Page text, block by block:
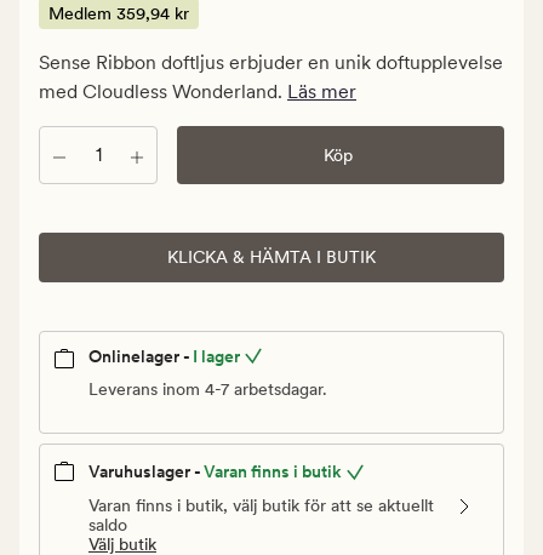
kr.
359,94
kr
Medlem 359,94 kr
Sense Ribbon doftljus erbjuder en unik doftupplevelse
med Cloudless Wonderland. Läs mer
Antal Köp
KLICKA & HÄMTA I BUTIK
Onlinelager - I lager
Leverans inom 4-7 arbetsdagar.
Varuhuslager -Varan finns i butik
Varan finns i butik, välj butik för att se aktuellt
saldo
Välj butik